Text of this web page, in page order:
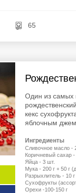
65
Один из самых
кекс
яблочным
Ингредиенты
Сливочное масло -
Коричневый сахар -
Яйца - 3 шт.
Мука - 200 г + 50 г
Разрыхлитель - 10 г
Сухофрукты
Орехи -100-150 г